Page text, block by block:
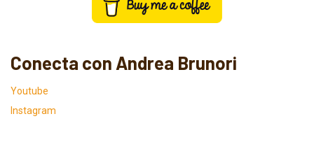
Conecta con Andrea Brunori
Youtube
Instagram